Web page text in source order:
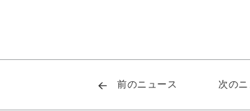
前のニュース 次の